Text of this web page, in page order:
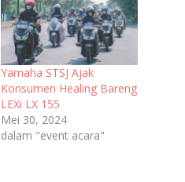
Yamaha STSJ Ajak
Konsumen Healing Bareng
LEXi LX 155
Mei 30, 2024
dalam "event acara"